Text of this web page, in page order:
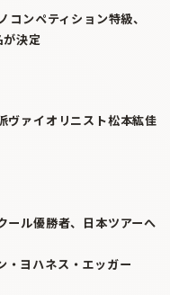
ンペティション特級、
決定
ヴァイオリニスト松本紘佳
ール優勝者、日本ツアーへ
・ヨハネス・エッガー